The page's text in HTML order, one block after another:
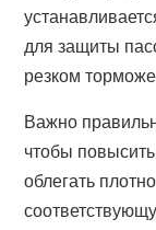
для защиты
резком
Важно
чтобы
облегать